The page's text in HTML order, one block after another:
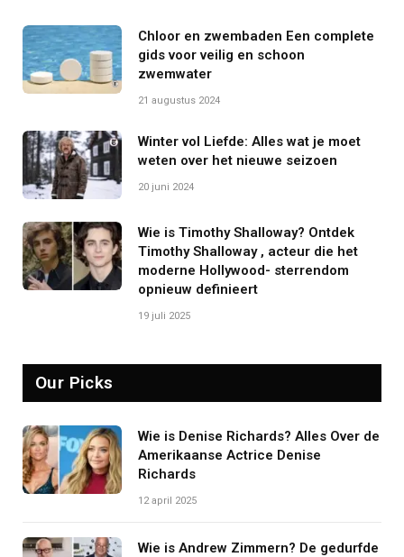
Chloor en zwembaden Een complete
gids voor veilig en schoon
zwemwater
21 augustus 2024
Winter vol Liefde: Alles wat je moet
weten over het nieuwe seizoen
20 juni 2024
Wie is Timothy Shalloway? Ontdek
Timothy Shalloway , acteur die het
moderne Hollywood- sterrendom
opnieuw definieert
19 juli 2025
Our Picks
Wie is Denise Richards? Alles Over de
Amerikaanse Actrice Denise
Richards
12 april 2025
Wie is Andrew Zimmern? De gedurfde